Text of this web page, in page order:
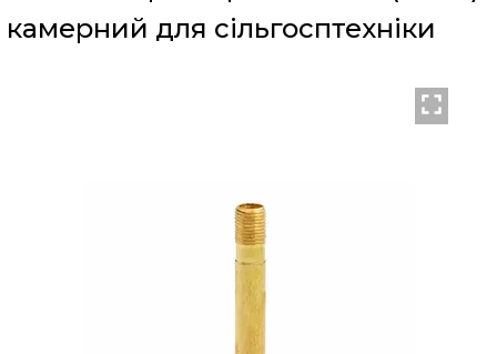
камерний для сільгосптехніки